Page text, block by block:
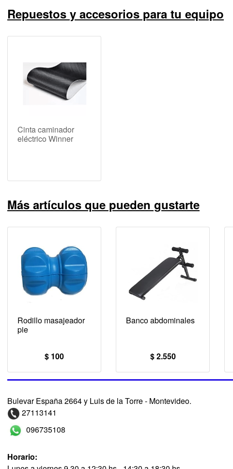
Repuestos y accesorios para tu equipo
Cinta caminador
eléctrico Winner
Más artículos que pueden gustarte
Rodillo masajeador
pie
$ 100
Banco abdominales
$ 2.550
Bulevar España 2664 y Luis de la Torre - Montevideo.
27113141
096735108
Horario: